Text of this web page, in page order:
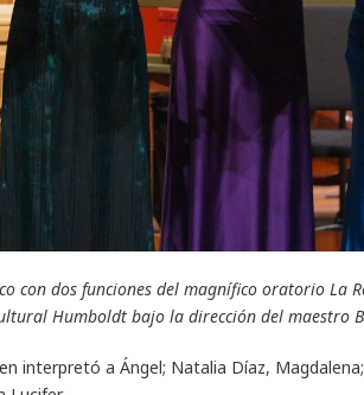
con dos funciones del magnífico oratorio La
Humboldt bajo la dirección del maestro
interpretó a Ángel; Natalia Díaz,